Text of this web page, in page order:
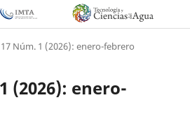
Núm. 1 (2026): enero-febrero
(2026): enero-